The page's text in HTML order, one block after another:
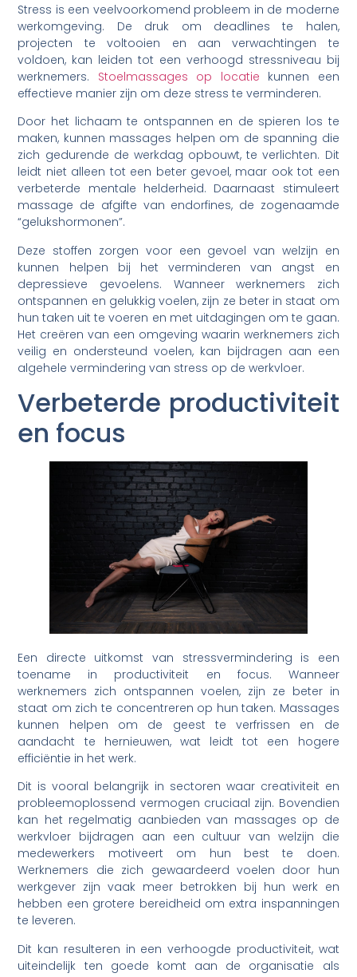
Stress is een veelvoorkomend probleem in de moderne
werkomgeving. De druk om deadlines te halen,
projecten te voltooien en aan verwachtingen te
voldoen, kan leiden tot een verhoogd stressniveau bij
werknemers. Stoelmassages op locatie kunnen een
effectieve manier zijn om deze stress te verminderen.
Door het lichaam te ontspannen en de spieren los te
maken, kunnen massages helpen om de spanning die
zich gedurende de werkdag opbouwt, te verlichten. Dit
leidt niet alleen tot een beter gevoel, maar ook tot een
verbeterde mentale helderheid. Daarnaast stimuleert
massage de afgifte van endorfines, de zogenaamde
“gelukshormonen”.
Deze stoffen zorgen voor een gevoel van welzijn en
kunnen helpen bij het verminderen van angst en
depressieve gevoelens. Wanneer werknemers zich
ontspannen en gelukkig voelen, zijn ze beter in staat om
hun taken uit te voeren en met uitdagingen om te gaan.
Het creëren van een omgeving waarin werknemers zich
veilig en ondersteund voelen, kan bijdragen aan een
algehele vermindering van stress op de werkvloer.
Verbeterde productiviteit
en focus
Een directe uitkomst van stressvermindering is een
toename in productiviteit en focus. Wanneer
werknemers zich ontspannen voelen, zijn ze beter in
staat om zich te concentreren op hun taken. Massages
kunnen helpen om de geest te verfrissen en de
aandacht te hernieuwen, wat leidt tot een hogere
efficiëntie in het werk.
Dit is vooral belangrijk in sectoren waar creativiteit en
probleemoplossend vermogen cruciaal zijn. Bovendien
kan het regelmatig aanbieden van massages op de
werkvloer bijdragen aan een cultuur van welzijn die
medewerkers motiveert om hun best te doen.
Werknemers die zich gewaardeerd voelen door hun
werkgever zijn vaak meer betrokken bij hun werk en
hebben een grotere bereidheid om extra inspanningen
te leveren.
Dit kan resulteren in een verhoogde productiviteit, wat
uiteindelijk ten goede komt aan de organisatie als